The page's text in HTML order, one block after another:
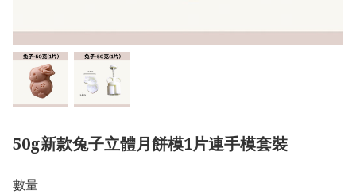
50g新款兔子立體月餅模1片連手模套裝
數量